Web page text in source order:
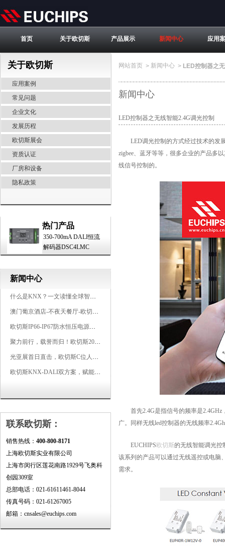
首页 关于欧切斯 产品展示 新闻中心 应用
关于欧切斯
应用案例
常见问题
企业文化
发展历程
欧切斯展会
资质认证
厂房和设备
隐私政策
热门产品
350-700mA DALI恒流
解码器DSC4LMC
新闻中心
什么是KNX？一文读懂全球智能建筑控制标准
澳门葡京酒店-不夜天餐厅-欧切斯KNX智能控制系统打造高端智慧空间
欧切斯IP66-IP67防水恒压电源，无惧风雨，智稳如一
聚力前行，载誉而归！欧切斯2026光亚展完美收官
光亚展首日直击，欧切斯C位人气爆棚-双奖加冕，实力再出圈
欧切斯KNX-DALI双方案，赋能广州有马空间日式轻奢静谧之光
联系欧切斯：
销售热线： 400-800-8171
上海欧切斯实业有限公司
上海市闵行区莲花南路1929号飞奥科
创园309室
总部电话：021-61611461-8044
传真号码：021-61267005
邮箱：cnsales@euchips.com
网站首页 > 新闻中心 > LED控制器之
新闻中心
LED控制器之无线智能2.4G调光控制
LED调光控制的方式经过技术的发展
zigbee、蓝牙等等，很多企业的产品多
线信号控制的。
首先2.4G是指信号的频率是2.4GHz
广。同样无线led控制器的无线频率
EUCHIPS 欧切斯的无线智能调光控
该系列的产品可以通过无线遥控或电脑
需求。